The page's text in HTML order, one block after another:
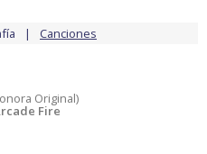
Canciones
Original)
Fire